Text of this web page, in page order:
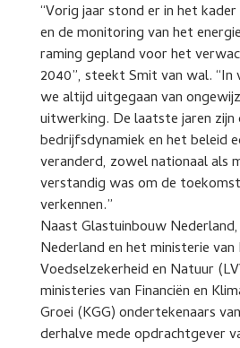
“Vorig jaar stond er in het
en de monitoring van het
raming gepland voor het
2040”, steekt Smit van wal. “In
we altijd uitgegaan van
uitwerking. De laatste jaren zijn
bedrijfsdynamiek en het beleid
veranderd, zowel nationaal als
verstandig was om de
verkennen.”
Naast Glastuinbouw
Nederland en het ministerie van
Voedselzekerheid en Natuur
ministeries van Financiën en
Groei (KGG) ondertekenaars
derhalve mede opdrachtgever